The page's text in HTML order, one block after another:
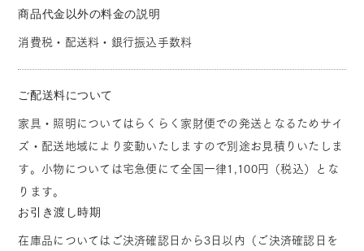
商品代金以外の料金の説明
消費税・配送料・銀行振込手数料
ご配送料について
家具・照明についてはらくらく家財便での発送となるためサイ
ズ・配送地域により変動いたしますので別途お見積りいたしま
す。小物については宅急便にて全国一律1,100円（税込）とな
ります。
お引き渡し時期
在庫品についてはご決済確認日から3日以内（ご決済確認日を